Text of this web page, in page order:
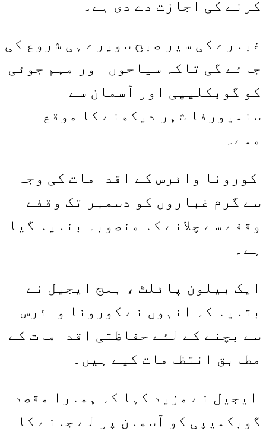
کرنے کی اجازت دے دی ہے۔
غبارے کی سیر صبح سویرے ہی شروع کی
جائے گی تاکہ سیاحوں اور مہم جوئی
کو گوبکلیپی اور آسمان سے
سنلیورفا شہر دیکھنے کا موقع
ملے۔
کورونا وائرس کے اقدامات کی وجہ
سے گرم غباروں کو دسمبر تک وقفے
وقفے سے چلانے کا منصوبہ بنایا گیا
ہے۔
ایک بیلون پائلٹ ، بلج ایجیل نے
بتایا کہ انہوں نے کورونا وائرس
سے بچنے کے لئے حفاظتی اقدامات کے
مطابق انتظامات کیے ہیں۔
ایجیل نے مزید کہا کہ ہمارا مقصد
گوبکلیپی کو آسمان پر لے جانے کا